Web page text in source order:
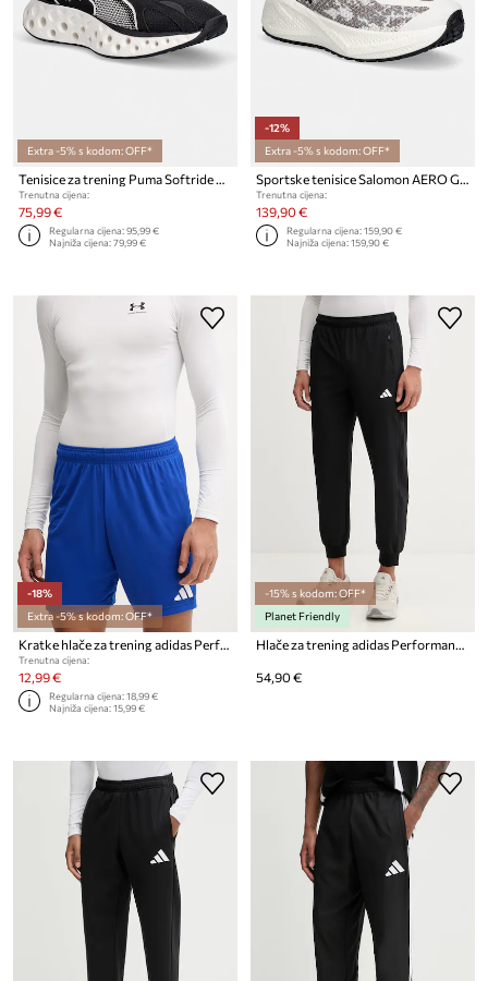
Extra -5% s kodom: OFF*
Trenutna cijena:
75,99 €
Regularna cijena:95,99 €
Najniža cijena:79,99 €
-12%
Extra -5% s kodom: OFF*
Trenutna cijena:
139,90 €
Regularna cijena:159,90 €
Najniža cijena:159,90 €
-18%
Extra -5% s kodom: OFF*
Kratke hlače za trening adidas Performance Entrada26
Trenutna cijena:
12,99 €
Regularna cijena:18,99 €
Najniža cijena:15,99 €
-15% s kodom: OFF*
Planet Friendly
Hlače za trening adidas Performance Essentials Flex
54,90 €